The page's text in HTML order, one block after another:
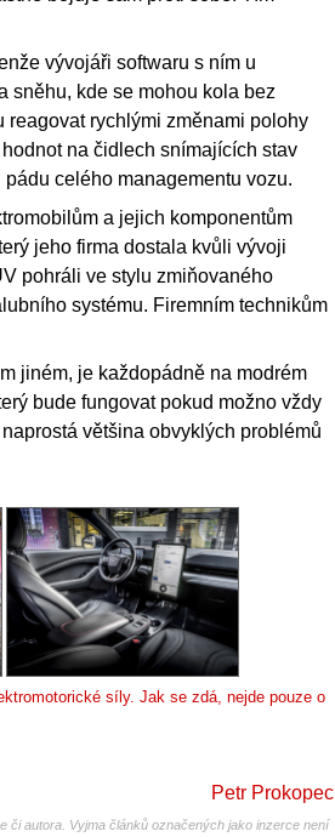
vývojáři softwaru s ním u
sněhu, kde se mohou kola bez
reagovat rychlými změnami polohy
na čidlech snímajících stav
celého managementu vozu.
a jejich komponentům
jeho firma dostala kvůli vývoji
pohráli ve stylu zmiňovaného
systému. Firemním technikům
jiném, je každopádně na modrém
bude fungovat pokud možno vždy
většina obvyklých problémů
síly. Jak se zdá, nejde pouze o
Petr Prokopec
či autora. Vyjma článků označených jako inzerce není